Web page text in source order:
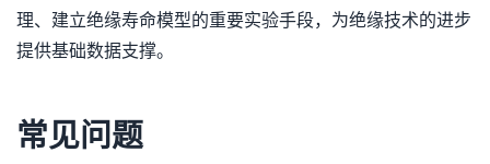
理、建立绝缘寿命模型的重要实验手段，为绝缘技术的进步
提供基础数据支撑。
常见问题